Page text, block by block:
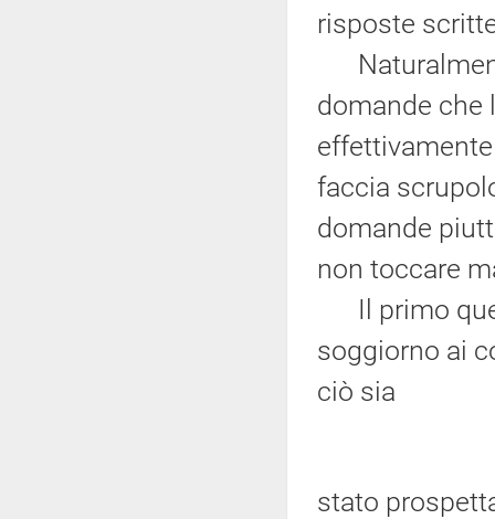
risposte
domande che
faccia
domande
non toccare
Il primo
soggiorno ai
ciò sia
stato